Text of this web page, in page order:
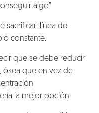
algo”
sacrificar: línea de
constante.
que se debe reducir
ósea que en vez de
la mejor opción.